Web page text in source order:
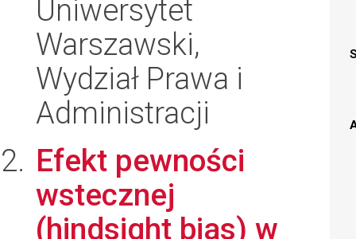
Uniwersytet
Warszawski,
Wydział Prawa i
Administracji
Efekt pewności
wstecznej
(hindsight bias) w